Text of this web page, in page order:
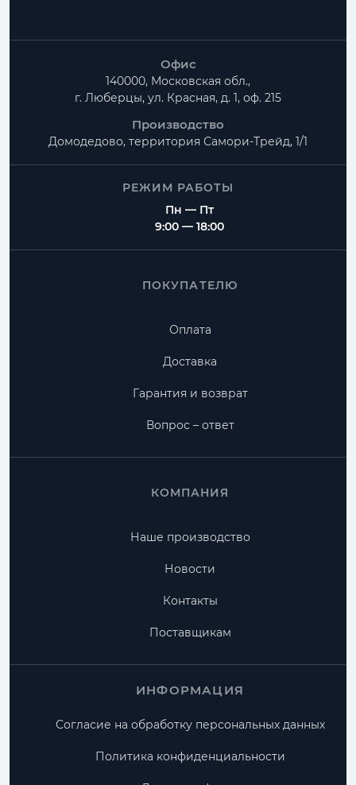
Офис
140000, Московская обл.,
г. Люберцы, ул. Красная, д. 1, оф. 215
Производство
Домодедово, территория Самори-Трейд, 1/1
РЕЖИМ РАБОТЫ
Пн — Пт
9:00 — 18:00
ПОКУПАТЕЛЮ
Оплата
Доставка
Гарантия и возврат
Вопрос – ответ
КОМПАНИЯ
Наше производство
Новости
Контакты
Поставщикам
ИНФОРМАЦИЯ
Согласие на обработку персональных данных
Политика конфиденциальности